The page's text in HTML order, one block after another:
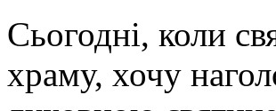
Сьогодні, коли
храму, хочу